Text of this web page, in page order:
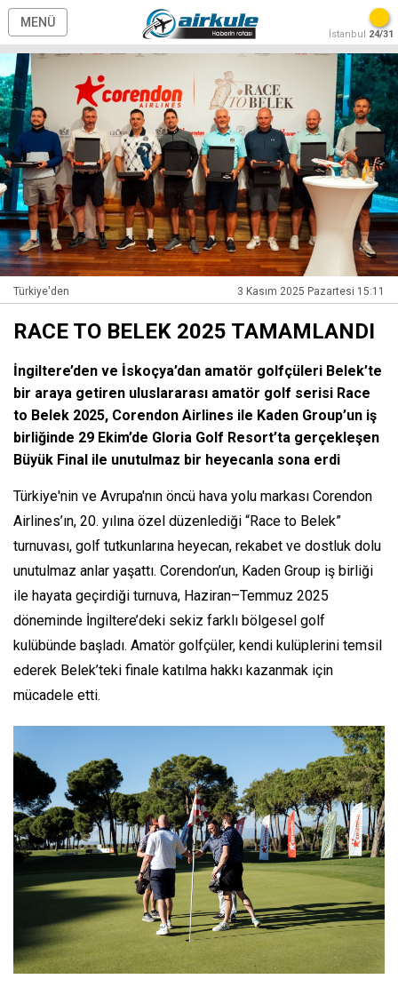
MENÜ
İstanbul 24/31
Türkiye'den 3 Kasım 2025 Pazartesi 15:11
RACE TO BELEK 2025 TAMAMLANDI
İngiltere’den ve İskoçya’dan amatör golfçüleri Belek’te
bir araya getiren uluslararası amatör golf serisi Race
to Belek 2025, Corendon Airlines ile Kaden Group’un iş
birliğinde 29 Ekim’de Gloria Golf Resort’ta gerçekleşen
Büyük Final ile unutulmaz bir heyecanla sona erdi
Türkiye'nin ve Avrupa'nın öncü hava yolu markası Corendon
Airlines’ın, 20. yılına özel düzenlediği “Race to Belek”
turnuvası, golf tutkunlarına heyecan, rekabet ve dostluk dolu
unutulmaz anlar yaşattı. Corendon’un, Kaden Group iş birliği
ile hayata geçirdiği turnuva, Haziran–Temmuz 2025
döneminde İngiltere’deki sekiz farklı bölgesel golf
kulübünde başladı. Amatör golfçüler, kendi kulüplerini temsil
ederek Belek’teki finale katılma hakkı kazanmak için
mücadele etti.